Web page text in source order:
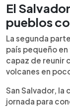
El
pueblos
La segunda
país pequeño
capaz de reunir
volcanes en
San Salvador,
jornada para